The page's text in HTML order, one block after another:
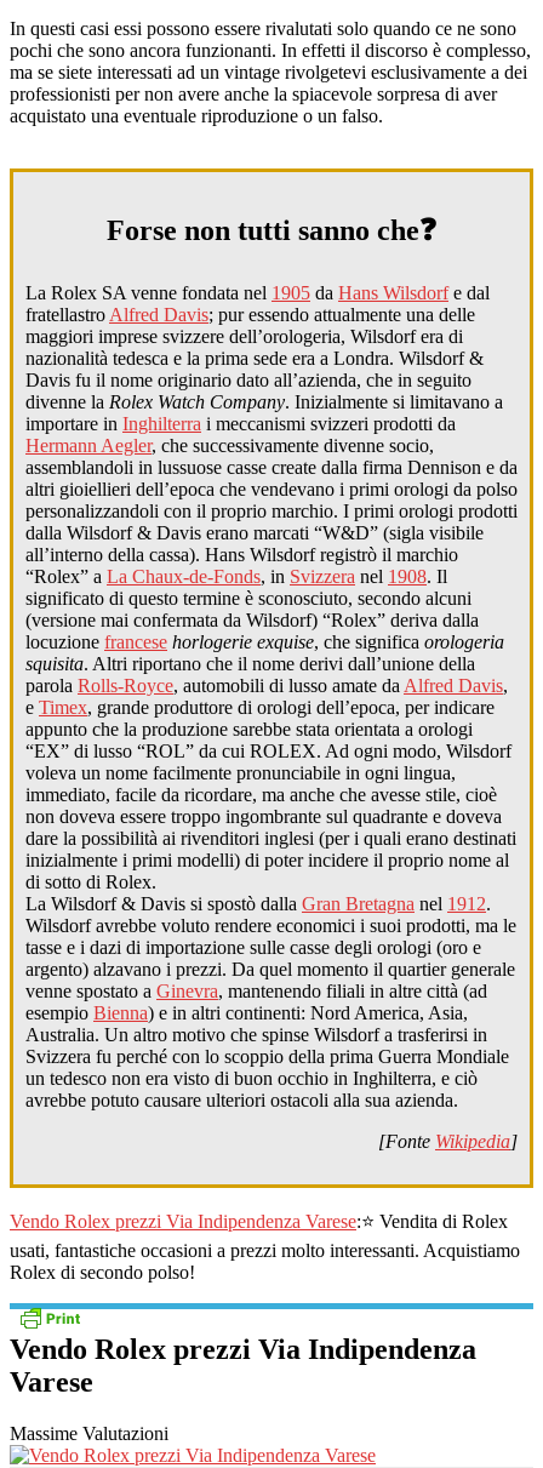
In questi casi essi possono essere rivalutati solo quando ce ne sono
pochi che sono ancora funzionanti. In effetti il discorso è complesso,
ma se siete interessati ad un vintage rivolgetevi esclusivamente a dei
professionisti per non avere anche la spiacevole sorpresa di aver
acquistato una eventuale riproduzione o un falso.
Forse non tutti sanno che❓
La Rolex SA venne fondata nel 1905 da Hans Wilsdorfe dal
fratellastro Alfred Davis; pur essendo attualmente una delle
maggiori imprese svizzere dell’orologeria, Wilsdorf era di
nazionalità tedesca e la prima sede era a Londra. Wilsdorf &
Davis fu il nome originario dato all’azienda, che in seguito
divenne la Rolex Watch Company. Inizialmente si limitavano a
importare in Inghilterra i meccanismi svizzeri prodotti da
Hermann Aegler, che successivamente divenne socio,
assemblandoli in lussuose casse create dalla firma Dennison e da
altri gioiellieri dell’epoca che vendevano i primi orologi da polso
personalizzandoli con il proprio marchio. I primi orologi prodotti
dalla Wilsdorf & Davis erano marcati “W&D” (sigla visibile
all’interno della cassa). Hans Wilsdorf registrò il marchio
“Rolex” a La Chaux-de-Fonds, in Svizzera nel 1908. Il
significato di questo termine è sconosciuto, secondo alcuni
(versione mai confermata da Wilsdorf) “Rolex” deriva dalla
locuzione francese horlogerie exquise, che significa orologeria
squisita. Altri riportano che il nome derivi dall’unione della
parola Rolls-Royce, automobili di lusso amate da Alfred Davis,
e Timex, grande produttore di orologi dell’epoca, per indicare
appunto che la produzione sarebbe stata orientata a orologi
“EX” di lusso “ROL” da cui ROLEX. Ad ogni modo, Wilsdorf
voleva un nome facilmente pronunciabile in ogni lingua,
immediato, facile da ricordare, ma anche che avesse stile, cioè
non doveva essere troppo ingombrante sul quadrante e doveva
dare la possibilità ai rivenditori inglesi (per i quali erano destinati
inizialmente i primi modelli) di poter incidere il proprio nome al
di sotto di Rolex.
La Wilsdorf & Davis si spostò dalla Gran Bretagna nel 1912.
Wilsdorf avrebbe voluto rendere economici i suoi prodotti, ma le
tasse e i dazi di importazione sulle casse degli orologi (oro e
argento) alzavano i prezzi. Da quel momento il quartier generale
venne spostato a Ginevra, mantenendo filiali in altre città (ad
esempio Bienna) e in altri continenti: Nord America, Asia,
Australia. Un altro motivo che spinse Wilsdorf a trasferirsi in
Svizzera fu perché con lo scoppio della prima Guerra Mondiale
un tedesco non era visto di buon occhio in Inghilterra, e ciò
avrebbe potuto causare ulteriori ostacoli alla sua azienda.
[Fonte Wikipedia]
Vendo Rolex prezzi Via Indipendenza Varese:⭐ Vendita di Rolex
usati, fantastiche occasioni a prezzi molto interessanti. Acquistiamo
Rolex di secondo polso!
Vendo Rolex prezzi Via Indipendenza
Varese
Massime Valutazioni